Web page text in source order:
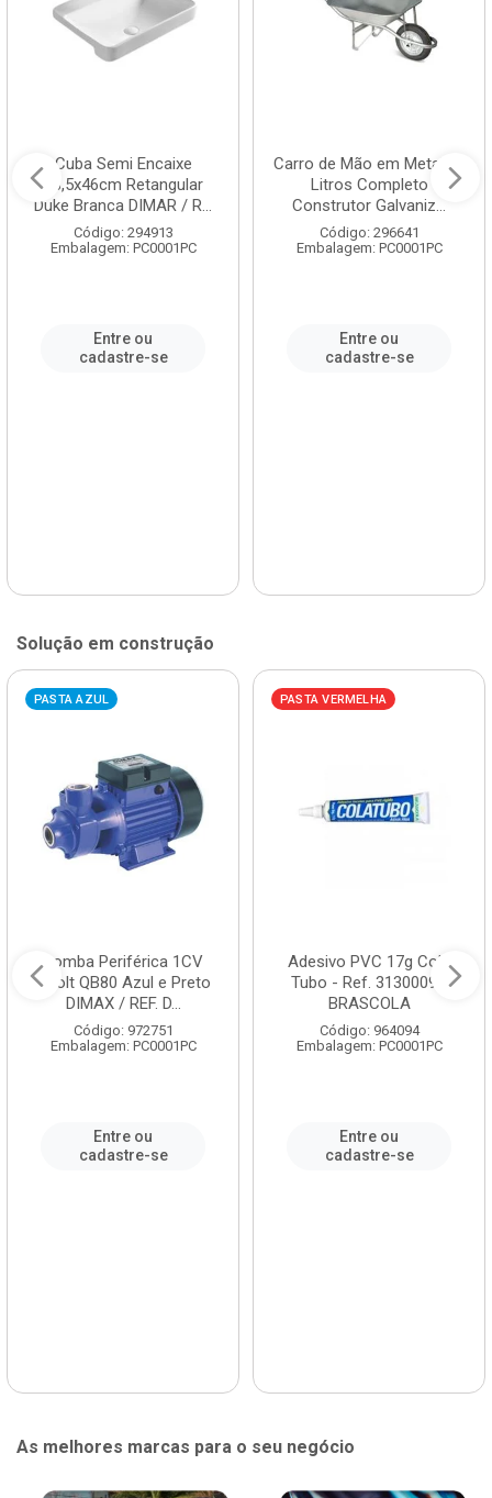
Cuba Semi Encaixe
58,5x46cm Retangular
Duke Branca DIMAR / R...
Código: 294913
Embalagem: PC0001PC
Entre ou
cadastre-se
Carro de Mão em Metal 60
Litros Completo
Construtor Galvaniz...
Código: 296641
Embalagem: PC0001PC
Entre ou
cadastre-se
Solução em construção
PASTA AZUL
Bomba Periférica 1CV
Bivolt QB80 Azul e Preto
DIMAX / REF. D...
Código: 972751
Embalagem: PC0001PC
Entre ou
cadastre-se
PASTA VERMELHA
Adesivo PVC 17g Cola
Tubo - Ref. 3130009 -
BRASCOLA
Código: 964094
Embalagem: PC0001PC
Entre ou
cadastre-se
As melhores marcas para o seu negócio